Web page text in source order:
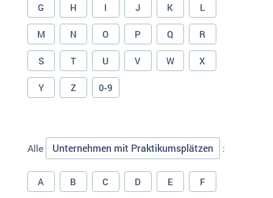
G H I J K L
M N O P Q R
S T U V W X
Y Z 0-9
Alle Unternehmen mit Praktikumsplätzen :
A B C D E F